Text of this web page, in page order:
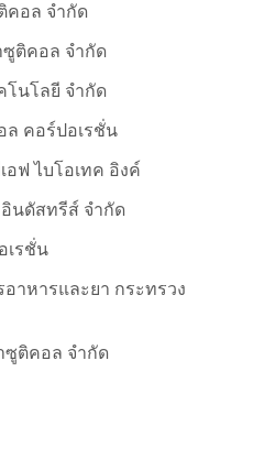
คอล จำกัด
ซูติคอล จำกัด
โนโลยี จำกัด
คอร์ปอเรชั่น
ฟ ไบโอเทค อิงค์
นดัสทรีส์ จำกัด
เรชั่น
าหารและยา กระทรวง
ซูติคอล จำกัด